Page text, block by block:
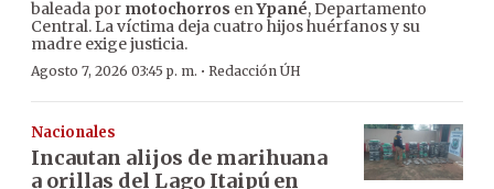
baleada por motochorros enYpané, Departamento
Central. La víctima deja cuatro hijos huérfanos y su
madre exige justicia.
Agosto 7, 2026 03:45 p. m. · Redacción ÚH
Nacionales
Incautan alijos de marihuana
a orillas del Lago Itaipú en